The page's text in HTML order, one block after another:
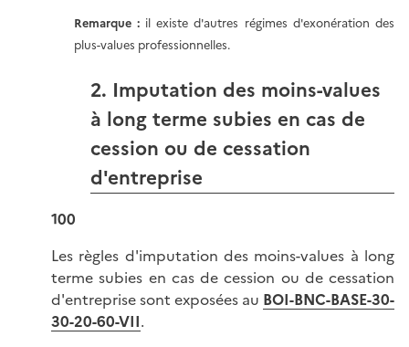
Remarque :il existe d'autres régimes d'exonération des
plus-values professionnelles.
2. Imputation des moins-values
à long terme subies en cas de
cession ou de cessation
d'entreprise
100
Les règles d'imputation des moins-values à long
terme subies en cas de cession ou de cessation
d'entreprise sont exposées au BOI-BNC-BASE-30-
30-20-60-VII.